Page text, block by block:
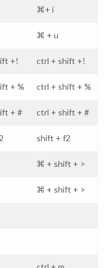
⌘+ i
⌘ + u
+! ctrl + shift +!
+ % ctrl + shift + %
+ # ctrl + shift + #
shift + f2
⌘ + shift + >
⌘ + shift + >